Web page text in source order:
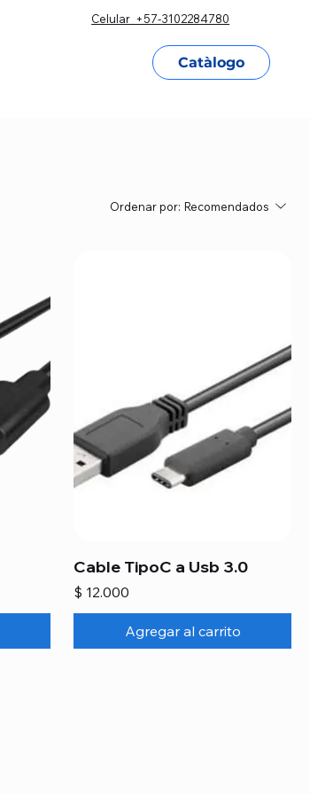
Celular +57-3102284780
Catàlogo
Ordenar por: Recomendados
Cable TipoC a Usb 3.0
Precio
$ 12.000
Agregar al carrito